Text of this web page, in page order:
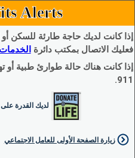
Alerts
إذا كانت لديك حاجة طارئة للسكن أو
فعليك الاتصال بمكتب دائرة
إذا كانت هناك حالة طوارئ طبية أو
911.
لديك القدرة
زيارة الصفحة الأولى للعامل الاجتماعي